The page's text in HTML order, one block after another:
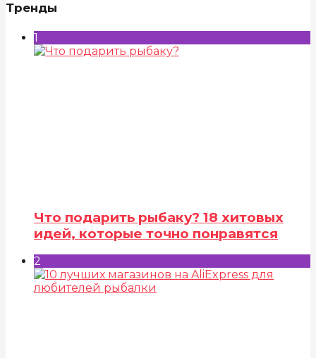
Тренды
1
Что подарить рыбаку? 18 хитовых
идей, которые точно понравятся
2